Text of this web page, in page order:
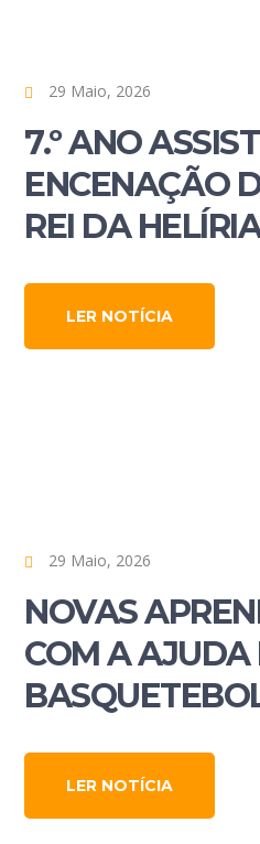
29 Maio, 2026
7.º ANO
ENCENAÇÃO
REI DA
LER NOTÍCIA
29 Maio, 2026
NOVAS
COM A AJUDA
LER NOTÍCIA